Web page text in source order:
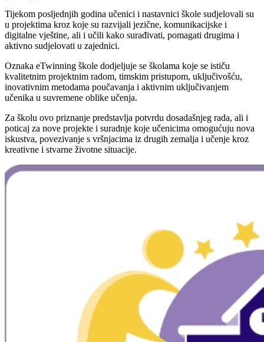
Tijekom posljednjih godina učenici i nastavnici škole sudjelovali su
u projektima kroz koje su razvijali jezične, komunikacijske i
digitalne vještine, ali i učili kako surađivati, pomagati drugima i
aktivno sudjelovati u zajednici.
Oznaka eTwinning škole dodjeljuje se školama koje se ističu
kvalitetnim projektnim radom, timskim pristupom, uključivošću,
inovativnim metodama poučavanja i aktivnim uključivanjem
učenika u suvremene oblike učenja.
Za školu ovo priznanje predstavlja potvrdu dosadašnjeg rada, ali i
poticaj za nove projekte i suradnje koje učenicima omogućuju nova
iskustva, povezivanje s vršnjacima iz drugih zemalja i učenje kroz
kreativne i stvarne životne situacije.